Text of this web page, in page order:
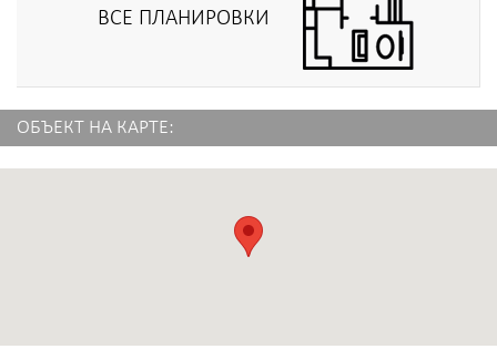
ВСЕ ПЛАНИРОВКИ
ОБЪЕКТ НА КАРТЕ: